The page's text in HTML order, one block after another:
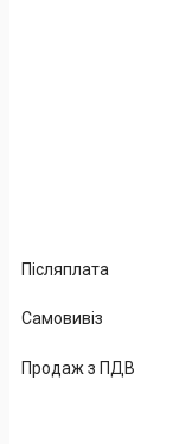
Післяплата
Самовивіз
Продаж з ПДВ